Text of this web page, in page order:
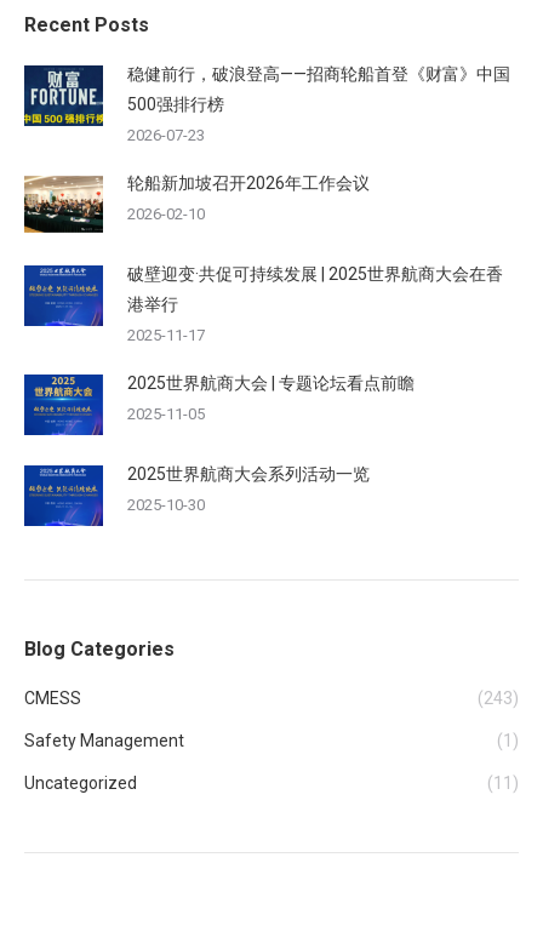
Recent Posts
稳健前行，破浪登高——招商轮船首登《财富》中国
500强排行榜
2026-07-23
轮船新加坡召开2026年工作会议
2026-02-10
破壁迎变·共促可持续发展 | 2025世界航商大会在香
港举行
2025-11-17
2025世界航商大会 | 专题论坛看点前瞻
2025-11-05
2025世界航商大会系列活动一览
2025-10-30
Blog Categories
CMESS (243)
Safety Management (1)
Uncategorized (11)